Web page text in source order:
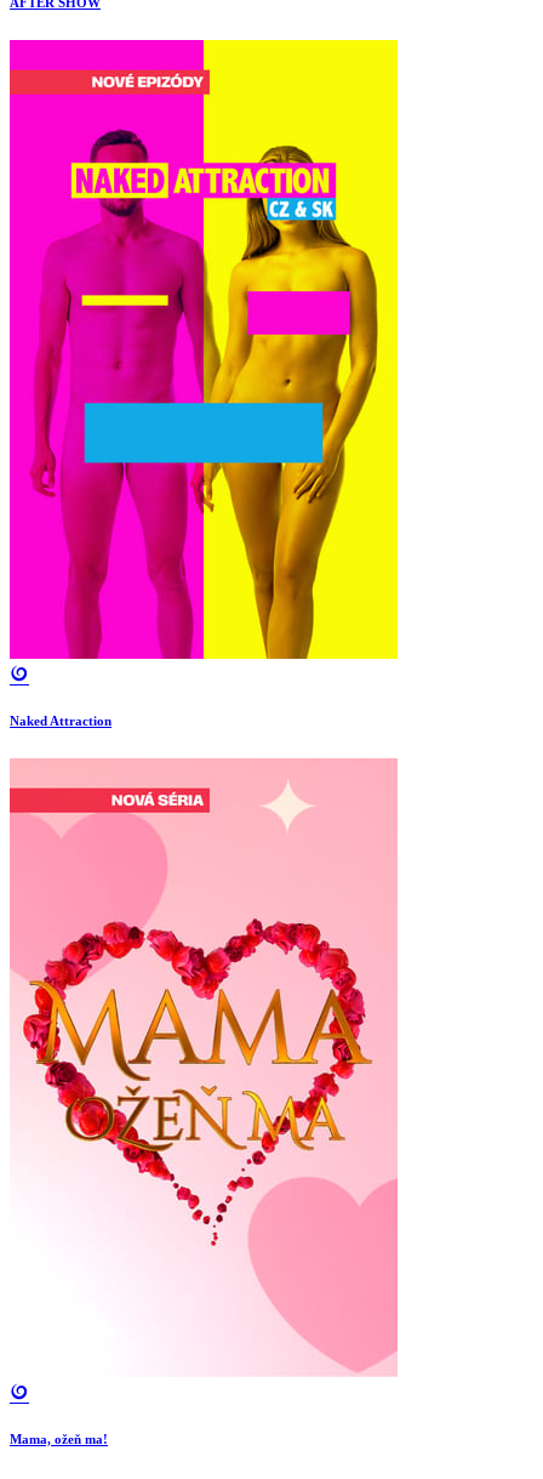
Naked Attraction
Mama, ožeň ma!